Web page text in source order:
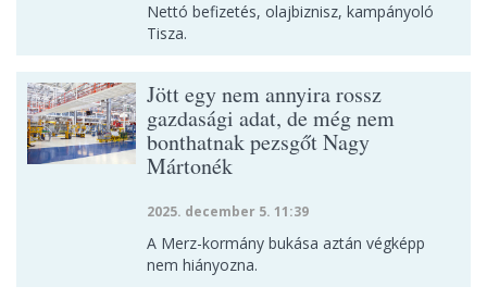
Nettó befizetés, olajbiznisz, kampányoló
Tisza.
Jött egy nem annyira rossz
gazdasági adat, de még nem
bonthatnak pezsgőt Nagy
Mártonék
2025. december 5. 11:39
A Merz-kormány bukása aztán végképp
nem hiányozna.